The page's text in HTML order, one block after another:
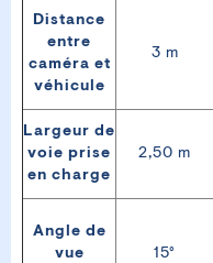
Distance
entre
caméra et
véhicule
3 m
Largeur de
voie prise
en charge
2,50 m
Angle de
vue
15°